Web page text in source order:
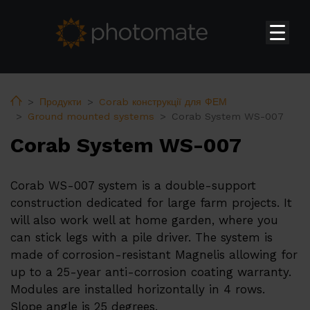
HomeПродукти
Corab конструкції для ФЕМ
Ground mounted systems
Corab System WS-007
Corab System WS-007
Corab WS-007 system is a double-support
construction dedicated for large farm projects. It
will also work well at home garden, where you
can stick legs with a pile driver. The system is
made of corrosion-resistant Magnelis allowing for
up to a 25-year anti-corrosion coating warranty.
Modules are installed horizontally in 4 rows.
Slope angle is 25 degrees.
Продукти
Huawei Інвертори для домогосподарств
Huawei Комерційні та Промислові інвертори
Huawei Трансформаторна Підстанція
Huawei Аксесуари
Huawei Зарядні пристрої
PV constructions
Теплові насоси ERA